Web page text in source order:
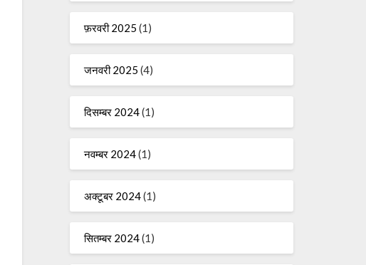
फ़रवरी 2025 (1)
जनवरी 2025 (4)
दिसम्बर 2024(1)
नवम्बर 2024(1)
अक्टूबर 2024(1)
सितम्बर 2024(1)